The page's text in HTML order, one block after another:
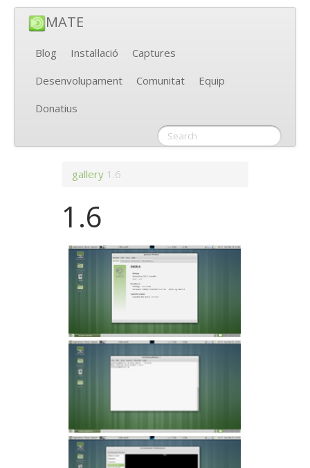
MATE
Blog Instal·lació
Captures
Desenvolupament
Comunitat
Equip
Donatius
gallery 1.6
1.6